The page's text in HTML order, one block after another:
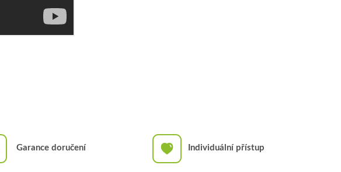
Garance doručení Individuální přístup